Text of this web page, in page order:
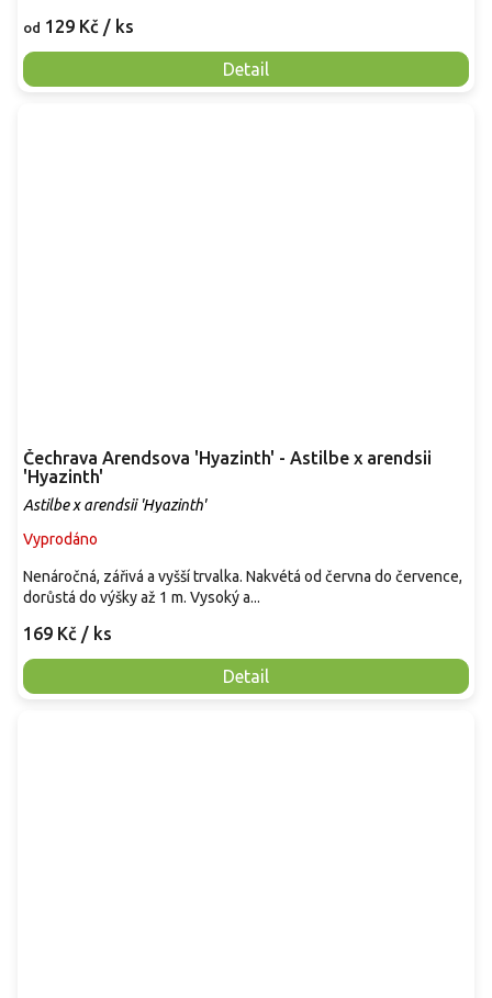
od 129 Kč / ks
Detail
Čechrava Arendsova 'Hyazinth' - Astilbe x arendsii
'Hyazinth'
Astilbe x arendsii 'Hyazinth'
Vyprodáno
169 Kč / ks
Detail
Nenáročná, zářivá a vyšší trvalka. Nakvétá od června do července,
dorůstá do výšky až 1 m. Vysoký a...